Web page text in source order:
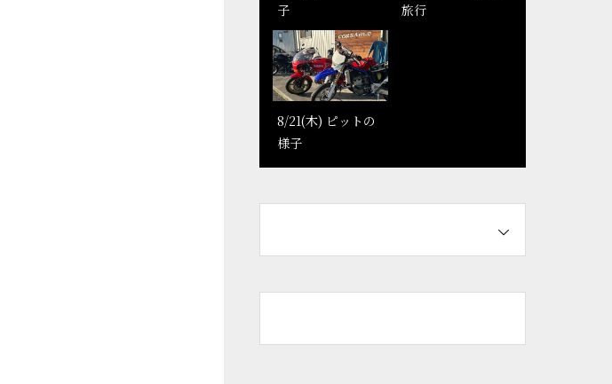
子
旅行
8/21(木) ピットの
様子
イクルズのHPが生
まれ変わりまし
た！
旅行
整備実績